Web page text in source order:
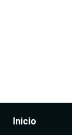
Inicio